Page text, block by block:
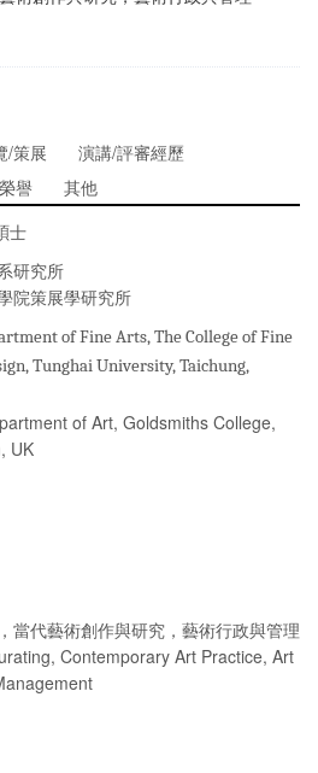
/策展
演講/評審經歷
譽
其他
士
研究所
院策展學研究所
of Fine Arts, The College of Fine
Tunghai University, Taichung,
of Art, Goldsmiths College,
UK
當代藝術創作與研究，藝術行政與管理
Contemporary Art Practice, Art